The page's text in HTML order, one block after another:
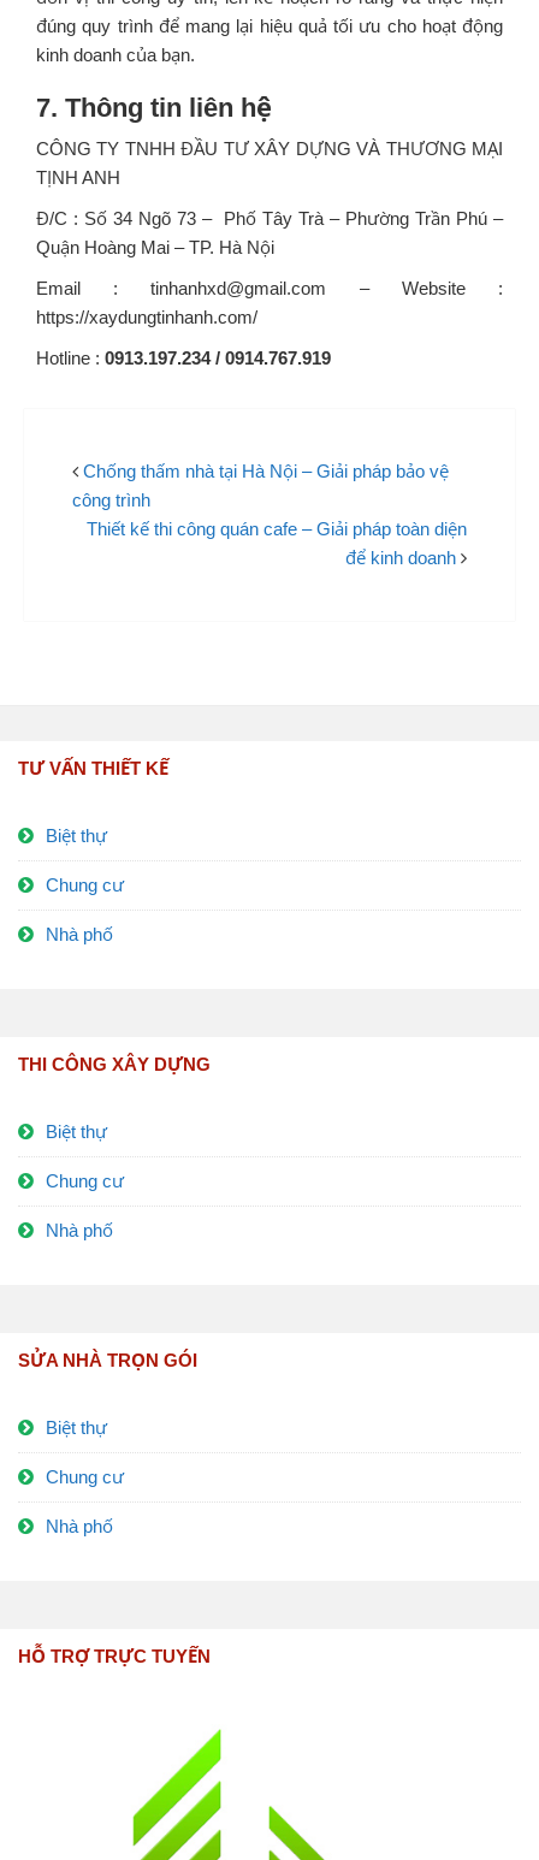
đúng quy trình để mang lại hiệu quả tối ưu cho hoạt động
kinh doanh của bạn.
7. Thông tin liên hệ
CÔNG TY TNHH ĐẦU TƯ XÂY DỰNG VÀ THƯƠNG MẠI
TỊNH ANH
Đ/C : Số 34 Ngõ 73 – Phố Tây Trà – Phường Trần Phú –
Quận Hoàng Mai – TP. Hà Nội
Email : tinhanhxd@gmail.com – Website :
https://xaydungtinhanh.com/
Hotline : 0913.197.234 / 0914.767.919
Chống thấm nhà tại Hà Nội – Giải pháp bảo vệ
công trình
Thiết kế thi công quán cafe – Giải pháp toàn diện
để kinh doanh
TƯ VẤN THIẾT KẾ
Biệt thự
Chung cư
Nhà phố
THI CÔNG XÂY DỰNG
Biệt thự
Chung cư
Nhà phố
SỬA NHÀ TRỌN GÓI
Biệt thự
Chung cư
Nhà phố
HỖ TRỢ TRỰC TUYẾN